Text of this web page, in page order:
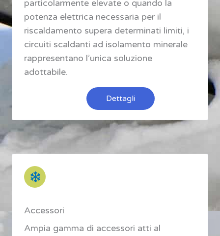
particolarmente elevate o quando la
potenza elettrica necessaria per il
riscaldamento supera determinati limiti, i
circuiti scaldanti ad isolamento minerale
rappresentano l’unica soluzione
adottabile.
Dettagli
Accessori
Ampia gamma di accessori atti al